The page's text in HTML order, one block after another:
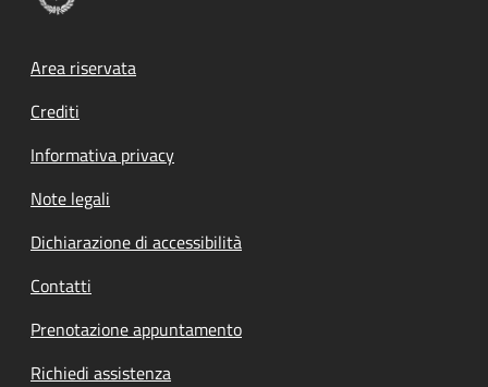
Footer menu
Area riservata
Crediti
Informativa privacy
Note legali
Dichiarazione di accessibilità
Contatti
Prenotazione appuntamento
Richiedi assistenza